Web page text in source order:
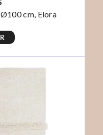
cm, Elora